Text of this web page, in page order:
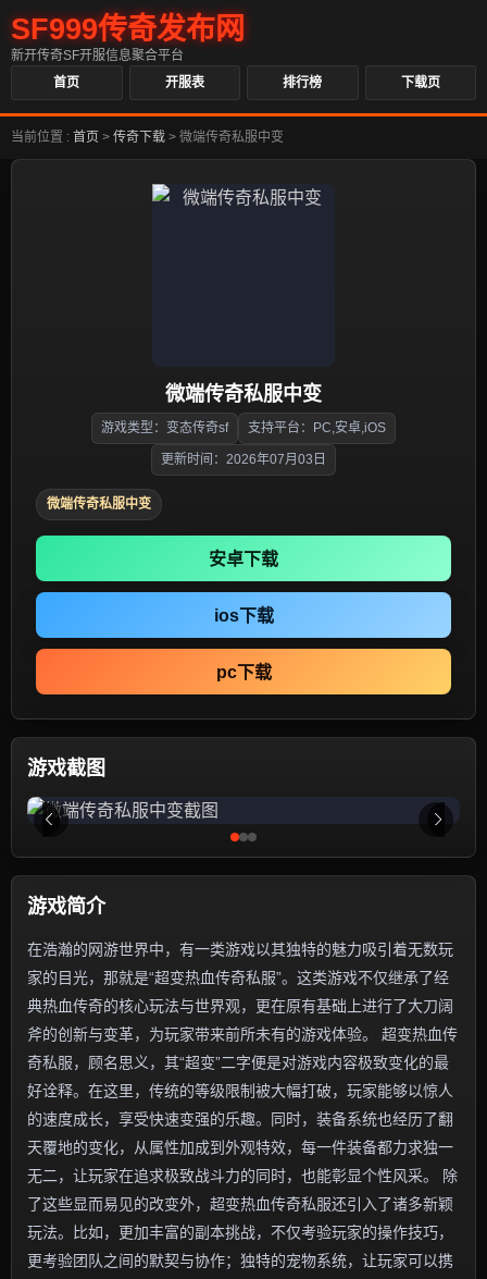
SF999传奇发布网
新开传奇SF开服信息聚合平台
首页
开服表 排行榜 下载页
当前位置 : 首页 > 传奇下载 > 微端传奇私服中变
微端传奇私服中变
游戏类型：变态传奇sf 支持平台：PC,安卓,iOS
更新时间：2026年07月03日
微端传奇私服中变
安卓下载
ios下载
pc下载
游戏截图
游戏简介
在浩瀚的网游世界中，有一类游戏以其独特的魅力吸引着无数玩
家的目光，那就是“超变热血传奇私服”。这类游戏不仅继承了经
典热血传奇的核心玩法与世界观，更在原有基础上进行了大刀阔
斧的创新与变革，为玩家带来前所未有的游戏体验。 超变热血传
奇私服，顾名思义，其“超变”二字便是对游戏内容极致变化的最
好诠释。在这里，传统的等级限制被大幅打破，玩家能够以惊人
的速度成长，享受快速变强的乐趣。同时，装备系统也经历了翻
天覆地的变化，从属性加成到外观特效，每一件装备都力求独一
无二，让玩家在追求极致战斗力的同时，也能彰显个性风采。 除
了这些显而易见的改变外，超变热血传奇私服还引入了诸多新颖
玩法。比如，更加丰富的副本挑战，不仅考验玩家的操作技巧，
更考验团队之间的默契与协作；独特的宠物系统，让玩家可以携